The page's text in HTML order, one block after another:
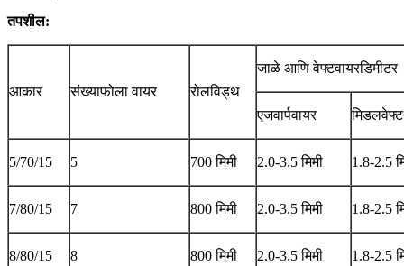
तपशील:
आकार संख्याफोला वायर रोलविड्थ
जाळे आणि वेफ्टवायरडिमीटर
एजवार्पवायर मिडलवेफ्ट
5/70/15 5 700 मिमी 2.0-3.5 मिमी 1.8-2.5
7/80/15 7 800 मिमी 2.0-3.5 मिमी 1.8-2.5
8/80/15 8 800 मिमी 2.0-3.5 मिमी 1.8-2.5